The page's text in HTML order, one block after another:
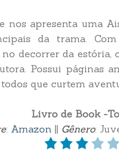
nos apresenta uma
da trama.
decorrer da estória,
Possui páginas
que curtem
Livro de Book -
: Amazon || Gênero: